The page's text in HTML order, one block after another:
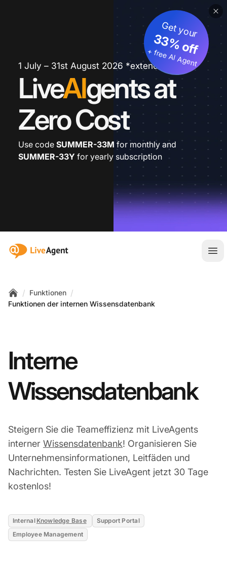
1 July – 31st August 2026 *extended
LiveAIgents at
Zero Cost
Get your
33% off
+ free AI Agent
Use code SUMMER-33M for monthly and
SUMMER-33Y for yearly subscription
:site.title
Home
/ Funktionen /
Funktionen der internen Wissensdatenbank
Interne
Wissensdatenbank
Steigern Sie die Teameffizienz mit LiveAgents
interner Wissensdatenbank! Organisieren Sie
Unternehmensinformationen, Leitfäden und
Nachrichten. Testen Sie LiveAgent jetzt 30 Tage
kostenlos!
Internal Knowledge Base
Support Portal
Employee Management